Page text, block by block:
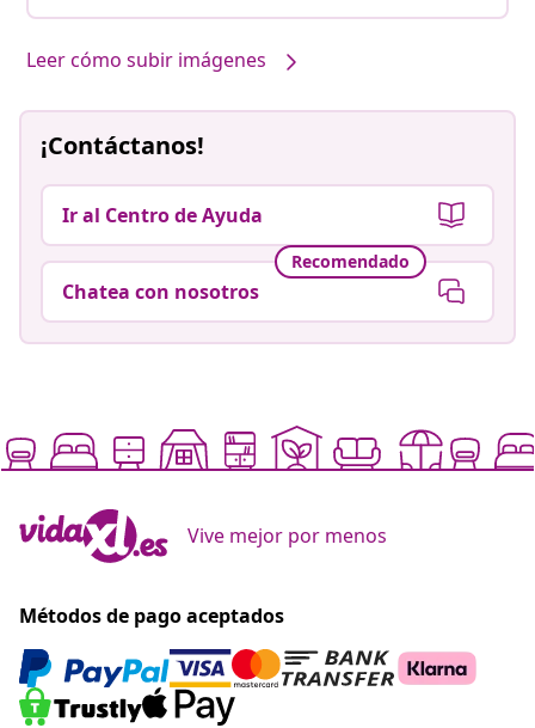
Leer cómo subir imágenes
¡Contáctanos!
Ir al Centro de Ayuda
Recomendado
Chatea con nosotros
Vive mejor por menos
Métodos de pago aceptados